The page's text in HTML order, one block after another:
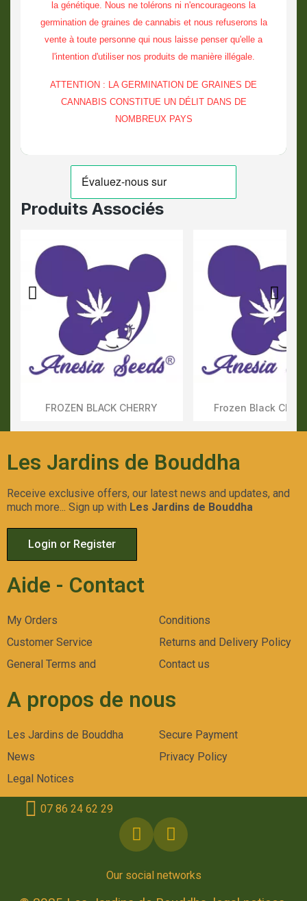
la génétique. Nous ne tolérons ni n'encourageons la
germination de graines de cannabis et nous refuserons la
vente à toute personne qui nous laisse penser qu'elle a
l'intention d'utiliser nos produits de manière illégale.
ATTENTION : LA GERMINATION DE GRAINES DE
CANNABIS CONSTITUE UN DÉLIT DANS DE
NOMBREUX PAYS
Produits Associés
Aperçu Rapide
FROZEN BLACK CHERRY Aperçu
Frozen Black
Les Jardins de Bouddha
Receive exclusive offers, our latest news and updates, and
much more... Sign up with Les Jardins de Bouddha
Login or Register
Aide - Contact
My Orders
Customer Service
General Terms and
Conditions
Returns and Delivery Policy
Contact us
A propos de nous
Les Jardins de Bouddha
News
Legal Notices
Secure Payment
Privacy Policy
Our social networks
07 86 24 62 29